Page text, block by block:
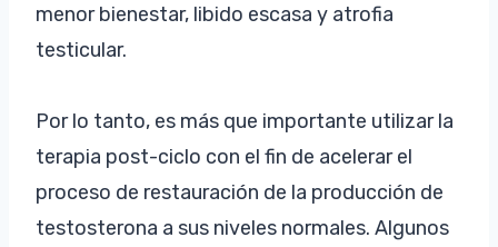
menor bienestar, libido escasa y atrofia
testicular.
Por lo tanto, es más que importante utilizar la
terapia post-ciclo con el fin de acelerar el
proceso de restauración de la producción de
testosterona a sus niveles normales. Algunos